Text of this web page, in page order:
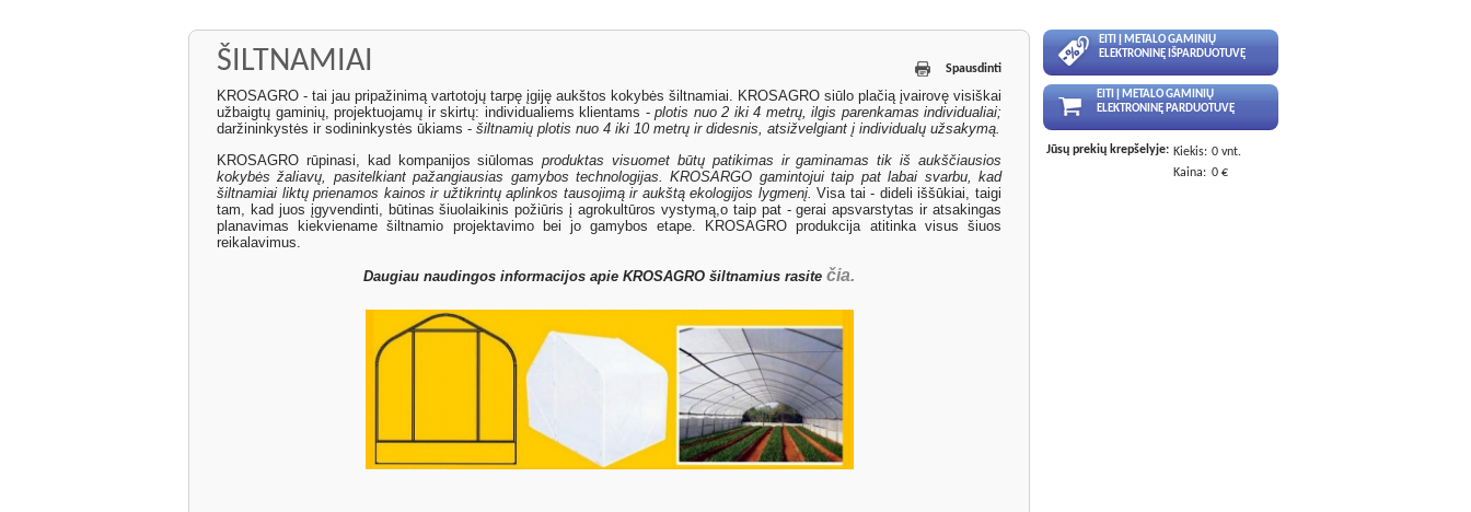
ŠILTNAMIAI Spausdinti
KROSAGRO - tai jau pripažinimą vartotojų tarpę įgiję aukštos kokybės šiltnamiai. KROSAGRO siūlo plačią įvairovę visiškai
užbaigtų gaminių, projektuojamų ir skirtų: individualiems klientams - plotis nuo 2 iki 4 metrų, ilgis parenkamas individualiai;
daržininkystės ir sodininkystės ūkiams - šiltnamių plotis nuo 4 iki 10 metrų ir didesnis, atsižvelgiant į individualų užsakymą.
KROSAGRO rūpinasi, kad kompanijos siūlomasproduktas visuomet būtų patikimas ir gaminamas tik iš aukščiausios
kokybės žaliavų, pasitelkiant pažangiausias gamybos technologijas. KROSARGO gamintojui taip pat labai svarbu, kad
šiltnamiai liktų prienamos kainos ir užtikrintų aplinkos tausojimą ir aukštą ekologijos lygmenį. Visa tai - dideli iššūkiai, taigi
tam, kad juos įgyvendinti, būtinas šiuolaikinis požiūris į agrokultūros vystymą,o taip pat - gerai apsvarstytas ir atsakingas
planavimas kiekviename šiltnamio projektavimo bei jo gamybos etape. KROSAGRO produkcija atitinka visus šiuos
reikalavimus.
Daugiau naudingos informacijos apie KROSAGRO šiltnamius rasite čia.
EITI Į METALO GAMINIŲ
ELEKTRONINĘ IŠPARDUOTUVĘ
EITI Į METALO GAMINIŲ
ELEKTRONINĘ PARDUOTUVĘ
Jūsų prekių krepšelyje: Kiekis: 0 vnt.
Kaina: 0 €